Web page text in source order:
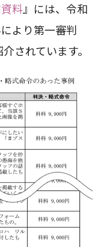
料』には、令和
より第一審判
されています。